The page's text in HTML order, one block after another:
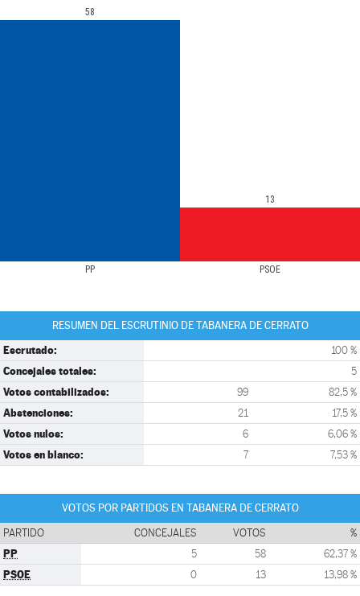
PP PSOE
58
13
RESUMEN DEL ESCRUTINIO DE TABANERA DE CERRATO
Escrutado: 100 %
Concejales totales: 5
Votos contabilizados: 99 82,5 %
Abstenciones: 21 17,5 %
Votos nulos: 6 6,06 %
Votos en blanco: 7 7,53 %
VOTOS POR PARTIDOS EN TABANERA DE CERRATO
PARTIDO CONCEJALES VOTOS %
PP 5 58 62,37 %
PSOE 0 13 13,98 %